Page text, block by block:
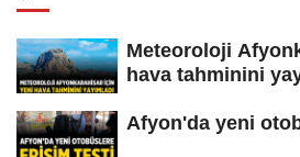
Meteoroloji
hava tahminini
Afyon'da yeni